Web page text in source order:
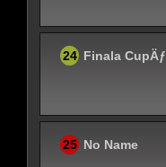
24 Finala CupÄƒ
25 No Name